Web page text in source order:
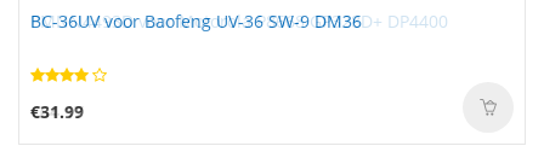
BC-36UV voor Baofeng UV-36 SW-9 DM36
€31.99